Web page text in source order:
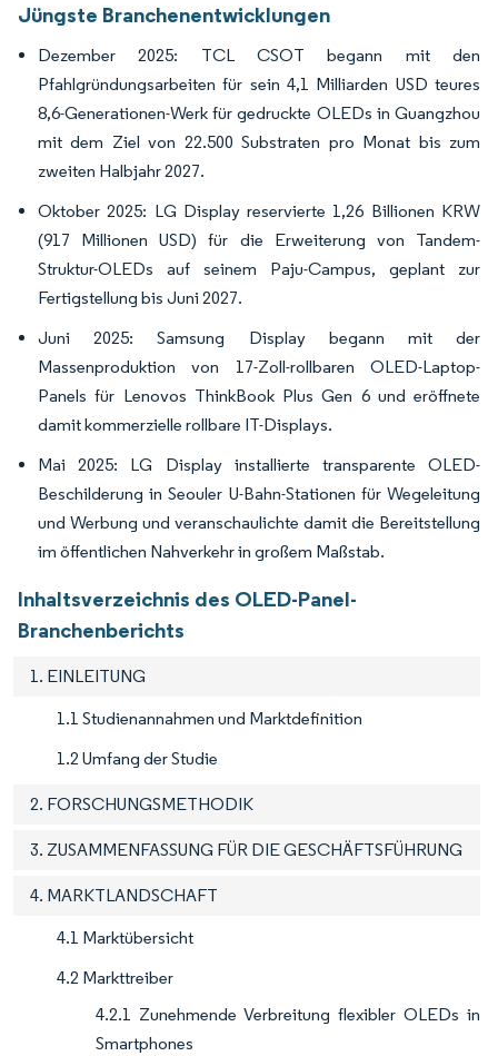
Jüngste Branchenentwicklungen
Dezember 2025: TCL CSOT begann mit den
Pfahlgründungsarbeiten für sein 4,1 Milliarden USD teures
8,6-Generationen-Werk für gedruckte OLEDs in Guangzhou
mit dem Ziel von 22.500 Substraten pro Monat bis zum
zweiten Halbjahr 2027.
Oktober 2025: LG Display reservierte 1,26 Billionen KRW
(917 Millionen USD) für die Erweiterung von Tandem-
Struktur-OLEDs auf seinem Paju-Campus, geplant zur
Fertigstellung bis Juni 2027.
Juni 2025: Samsung Display begann mit der
Massenproduktion von 17-Zoll-rollbaren OLED-Laptop-
Panels für Lenovos ThinkBook Plus Gen 6 und eröffnete
damit kommerzielle rollbare IT-Displays.
Mai 2025: LG Display installierte transparente OLED-
Beschilderung in Seouler U-Bahn-Stationen für Wegeleitung
und Werbung und veranschaulichte damit die Bereitstellung
im öffentlichen Nahverkehr in großem Maßstab.
Inhaltsverzeichnis des OLED-Panel-
Branchenberichts
1. EINLEITUNG
1.1 Studienannahmen und Marktdefinition
1.2 Umfang der Studie
2. FORSCHUNGSMETHODIK
3. ZUSAMMENFASSUNG FÜR DIE GESCHÄFTSFÜHRUNG
4. MARKTLANDSCHAFT
4.1 Marktübersicht
4.2 Markttreiber
4.2.1 Zunehmende Verbreitung flexibler OLEDs in
Smartphones